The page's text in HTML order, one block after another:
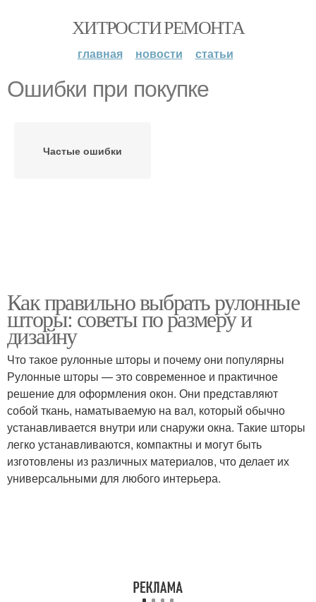
ХИТРОСТИ РЕМОНТА
главная новости статьи
Ошибки при покупке
Частые ошибки
Как правильно выбрать рулонные
шторы: советы по размеру и
дизайну
Что такое рулонные шторы и почему они популярны
Рулонные шторы — это современное и практичное
решение для оформления окон. Они представляют
собой ткань, наматываемую на вал, который обычно
устанавливается внутри или снаружи окна. Такие шторы
легко устанавливаются, компактны и могут быть
изготовлены из различных материалов, что делает их
универсальными для любого интерьера.